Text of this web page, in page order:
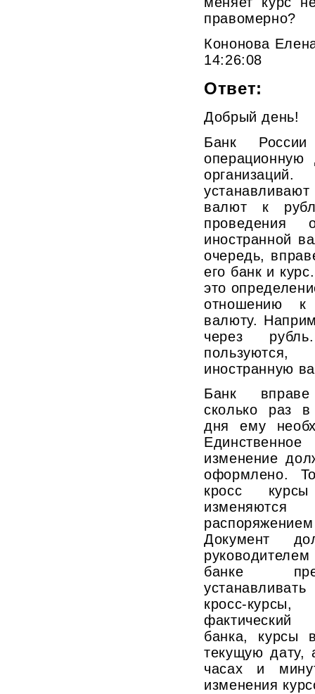
правомерно?
Кононова
14:26:08
Ответ:
Добрый день!
Банк
операционную
организаций.
валют к
проведения
иностранной
очередь,
его банк и
это
отношению к
валюту.
через
иностранную
Банк
сколько раз в
дня ему
изменение
оформлено.
кросс
Документ
банке
кросс-
фактический
банка, курсы
текущую дату,
часах и
изменения